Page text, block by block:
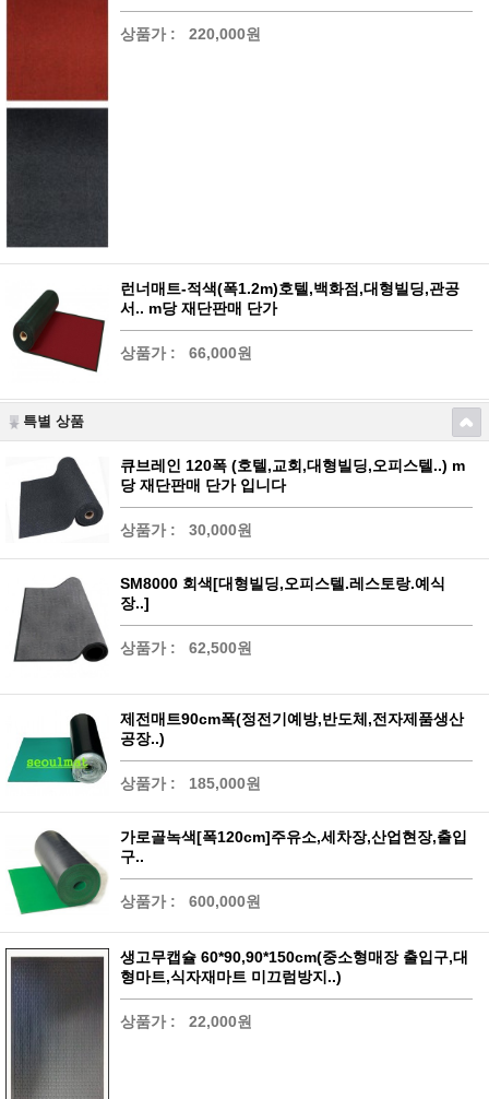
상품가 : 220,000원
런너매트-적색(폭1.2m)호텔,백화점,대형빌딩,관공
서.. m당 재단판매 단가
상품가 : 66,000원
특별 상품
큐브레인 120폭 (호텔,교회,대형빌딩,오피스텔..) m
당 재단판매 단가 입니다
상품가 : 30,000원
SM8000 회색[대형빌딩,오피스텔.레스토랑.예식
장..]
상품가 : 62,500원
제전매트90cm폭(정전기예방,반도체,전자제품생산
공장..)
상품가 : 185,000원
가로골녹색[폭120cm]주유소,세차장,산업현장,출입
구..
상품가 : 600,000원
생고무캡슐 60*90,90*150cm(중소형매장 출입구,대
형마트,식자재마트 미끄럼방지..)
상품가 : 22,000원